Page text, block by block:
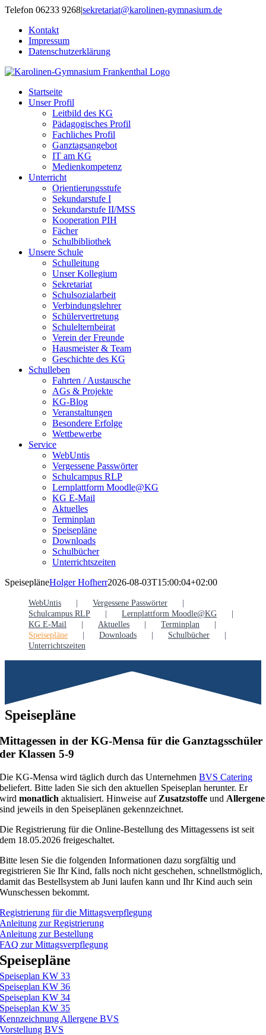
Zum
springen
Telefon 06233 9268|sekretariat@karolinen-gymnasium.de
Kontakt
Impressum
Datenschutzerklärung
Startseite
Unser Profil
Leitbild des KG
Pädagogisches Profil
Fachliches Profil
Ganztagsangebot
IT am KG
Medienkompetenz
Unterricht
Orientierungsstufe
Sekundarstufe I
Sekundarstufe II/MSS
Kooperation PIH
Fächer
Schulbibliothek
Unsere Schule
Schulleitung
Unser Kollegium
Sekretariat
Schulsozialarbeit
Verbindungslehrer
Schülervertretung
Schulelternbeirat
Verein der Freunde
Hausmeister & Team
Geschichte des KG
Schulleben
Fahrten / Austausche
AGs & Projekte
KG-Blog
Veranstaltungen
Besondere Erfolge
Wettbewerbe
Service
WebUntis
Vergessene Passwörter
Schulcampus RLP
Lernplattform Moodle@KG
KG E-Mail
Aktuelles
Terminplan
Speisepläne
Downloads
Schulbücher
Unterrichtszeiten
SpeisepläneHolger Hofherr2026-08-03T15:00:04+02:00
WebUntis
Vergessene Passwörter
Schulcampus RLP
Lernplattform Moodle@KG
KG E-Mail
Aktuelles
Terminplan
Speisepläne
Downloads
Schulbücher
Unterrichtszeiten
Speisepläne
Mittagessen in der KG-Mensa für die Ganztagsschüler
der Klassen 5-9
Die KG-Mensa wird täglich durch das UnternehmenBVS Catering
beliefert. Bitte laden Sie sich den aktuellen Speiseplan herunter. Er
wirdmonatlich aktualisiert. Hinweise auf Zusatzstoffe und Allergene
sind jeweils in den Speiseplänen gekennzeichnet.
Die Registrierung für die Online-Bestellung des Mittagessens ist seit
dem 18.05.2026 freigeschaltet.
Bitte lesen Sie die folgenden Informationen dazu sorgfältig und
registrieren Sie Ihr Kind, falls noch nicht geschehen, schnellstmöglich,
damit das Bestellsystem ab Juni laufen kann und Ihr Kind auch sein
Wunschessen bekommt.
Registrierung für die Mittagsverpflegung
Anleitung zur Registrierung
Anleitung zur Bestellung
FAQ zur Mittagsverpflegung
Speisepläne
Speiseplan KW 33
Speiseplan KW 36
Speiseplan KW 34
Speiseplan KW 35
Kennzeichnung Allergene BVS
Vorstellung BVS